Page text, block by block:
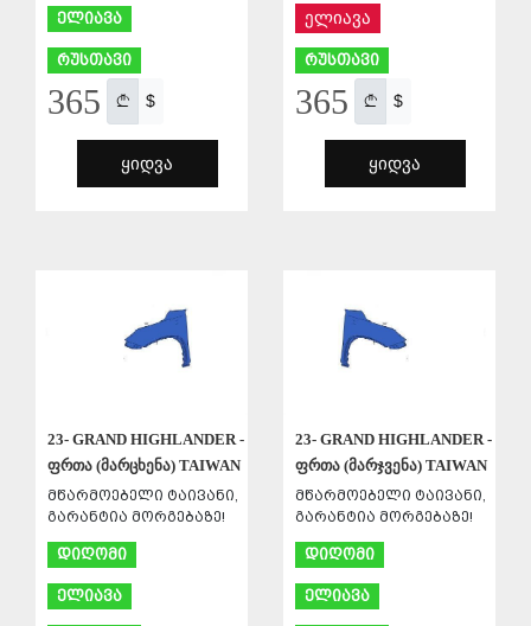
ელიავა
რუსთავი
365 $
ᲧᲘᲓᲕᲐ
ელიავა
რუსთავი
365 $
ᲧᲘᲓᲕᲐ
23- GRAND HIGHLANDER -
ფრთა (მარცხენა) TAIWAN
მწარმოებელი ტაივანი,
გარანტია მორგებაზე!
დიღომი
ელიავა
23- GRAND HIGHLANDER -
ფრთა (მარჯვენა) TAIWAN
მწარმოებელი ტაივანი,
გარანტია მორგებაზე!
დიღომი
ელიავა